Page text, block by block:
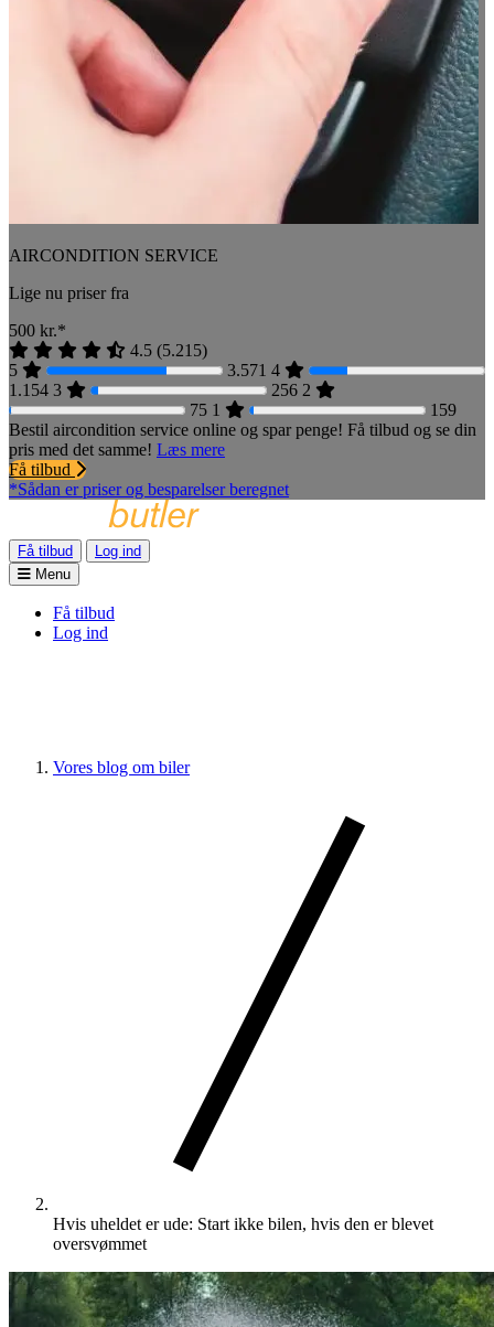
AIRCONDITION SERVICE
Lige nu priser fra
500 kr.*
4.5 (5.215)
5
3.571 4
1.154 3 256 2
75 1
159
Bestil aircondition service online og spar penge! Få tilbud og se din
pris med det samme! Læs mere
Få tilbud
*Sådan er priser og besparelser beregnet
Få tilbud
Log ind
Menu
Få tilbud
Log ind
Vores blog om biler
Hvis uheldet er ude: Start ikke bilen, hvis den er blevet
oversvømmet